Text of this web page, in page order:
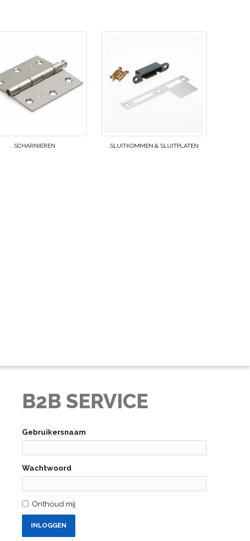
SCHARNIEREN SLUITKOMMEN & SLUITPLATEN
B2B SERVICE
Gebruikersnaam
Wachtwoord
Onthoud mij
INLOGGEN